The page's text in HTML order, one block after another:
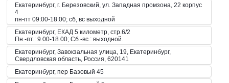
Екатеринбург, г. Березовский, ул. Западная промзона, 22 корпус
4
пн-пт 09:00-18:00; сб, вс выходной
Екатеринбург, ЕКАД 5 километр, стр.6/2
Пн.-пт.: 9.00-18.00; Сб.-вс.: выходной.
Екатеринбург, Завокзальная улица, 19, Екатеринбург,
Свердловская область, Россия, 620141
Екатеринбург, пер Базовый 45